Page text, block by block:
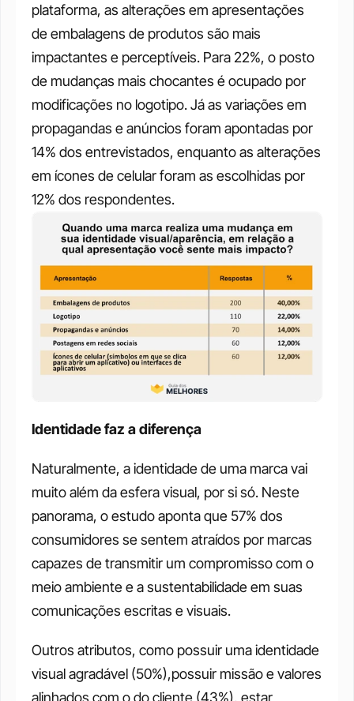
plataforma, as alterações em apresentações
de embalagens de produtos são mais
impactantes e perceptíveis. Para 22%, o posto
de mudanças mais chocantes é ocupado por
modificações no logotipo. Já as variações em
propagandas e anúncios foram apontadas por
14% dos entrevistados, enquanto as alterações
em ícones de celular foram as escolhidas por
12% dos respondentes.
Identidade faz a diferença
Naturalmente, a identidade de uma marca vai
muito além da esfera visual, por si só. Neste
panorama, o estudo aponta que 57% dos
consumidores se sentem atraídos por marcas
capazes de transmitir um compromisso com o
meio ambiente e a sustentabilidade em suas
comunicações escritas e visuais.
Outros atributos, como possuir uma identidade
visual agradável (50%),possuir missão e valores
alinhados com o do cliente (43%), estar